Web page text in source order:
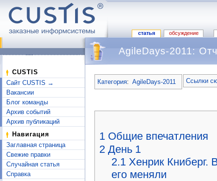
статья обсуждение
CUSTIS
Сайт CUSTIS →
Вакансии
Блог команды
Архив событий
Архив публикаций
Навигация
Заглавная страница
Свежие правки
Случайная статья
Справка
AgileDays-2011:
Категория: AgileDays-2011 Ссылки
1 Общие впечатления
2 День 1
2.1 Хенрик Книберг.
его меняли